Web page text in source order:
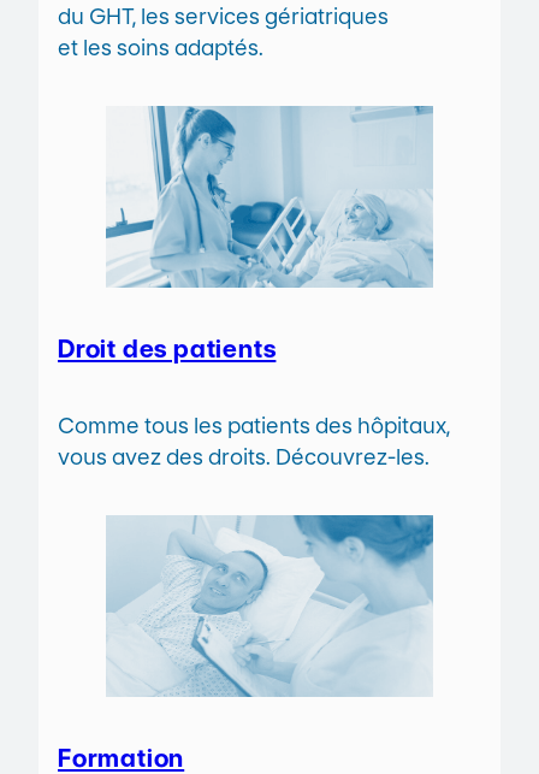
du GHT, les services gériatriques
et les soins adaptés.
Droit des patients
Comme tous les patients des hôpitaux,
vous avez des droits. Découvrez-les.
Formation